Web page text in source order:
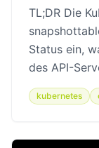
TL;DR Die
Status ein,
des API-
kubernetes